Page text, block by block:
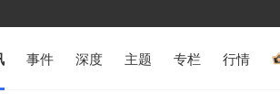
事件 深度 主题 专栏 行情